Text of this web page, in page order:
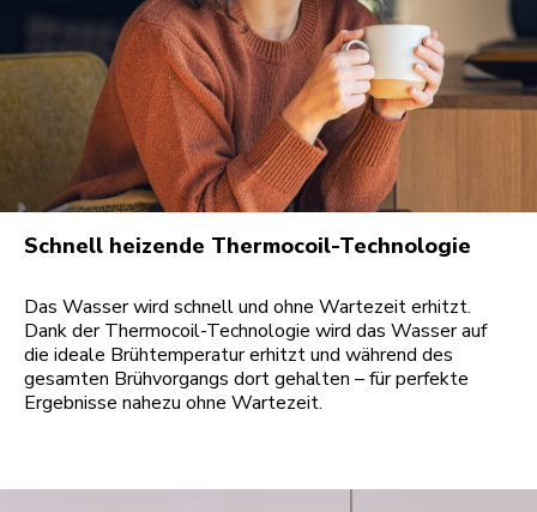
Schnell heizende Thermocoil-Technologie
Das Wasser wird schnell und ohne Wartezeit erhitzt.
Dank der Thermocoil-Technologie wird das Wasser auf
die ideale Brühtemperatur erhitzt und während des
gesamten Brühvorgangs dort gehalten – für perfekte
Ergebnisse nahezu ohne Wartezeit.